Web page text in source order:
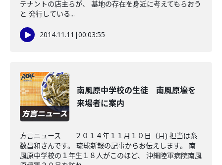
テナントの店主らが、 基地の存在を身近に考えてもらおう
と 発行している...
2014.11.11 |00:03:55
南風原中学校の生徒 南風原壕を
来場者に案内
方言ニュース ２０１４年１１月１０日（月) 担当は糸
数昌和さんです。 琉球新報の記事からお伝えします。 南
風原中学校の１年生１８人がこのほど、 沖縄陸軍病院南風